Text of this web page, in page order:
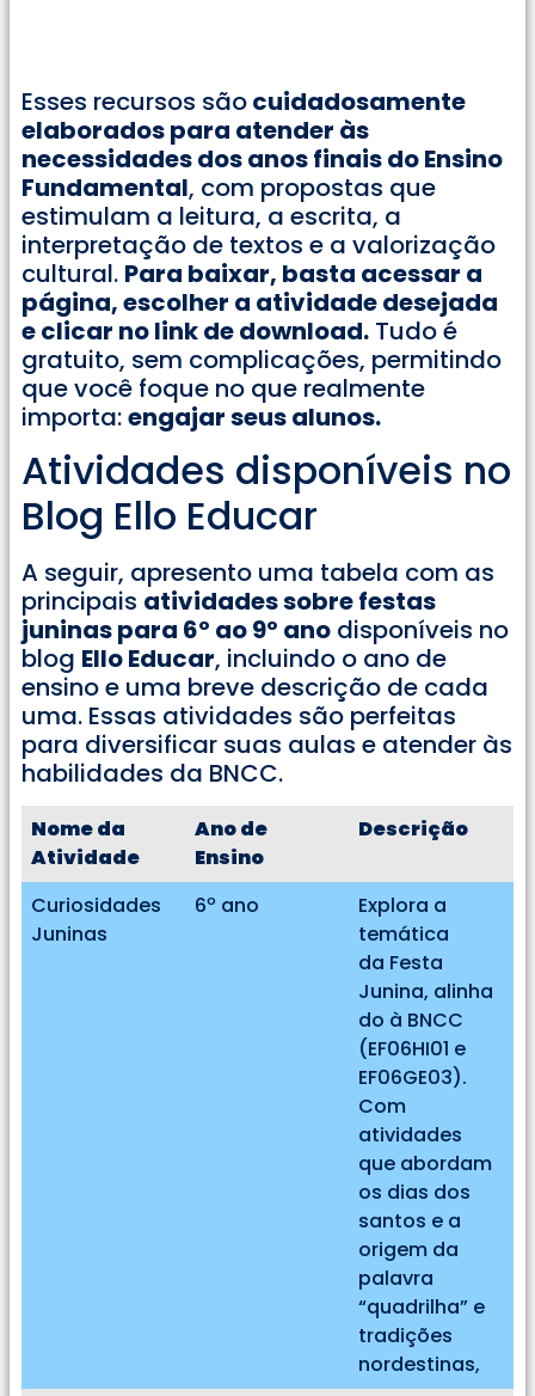
Esses recursos sãocuidadosamente
elaborados para atender às
necessidades dos anos finais do Ensino
Fundamental, com propostas que
estimulam a leitura, a escrita, a
interpretação de textos e a valorização
cultural. Para baixar, basta acessar a
página, escolher a atividade desejada
e clicar no link de download. Tudo é
gratuito, sem complicações, permitindo
que você foque no que realmente
importa:engajar seus alunos.
Atividades disponíveis no
Blog Ello Educar
A seguir, apresento uma tabela com as
principais atividades sobre festas
juninas para 6º ao 9º ano disponíveis no
blog Ello Educar, incluindo o ano de
ensino e uma breve descrição de cada
uma. Essas atividades são perfeitas
para diversificar suas aulas e atender às
habilidades da BNCC.
Nome da
Atividade
Ano de
Ensino
Descrição
Curiosidades
Juninas
6º ano
Explora a
temática
da Festa
Junina, alinha
do à BNCC
(EF06HI01 e
EF06GE03).
Com
atividades
que abordam
os dias dos
santos e a
origem da
palavra
“quadrilha” e
tradições
nordestinas,